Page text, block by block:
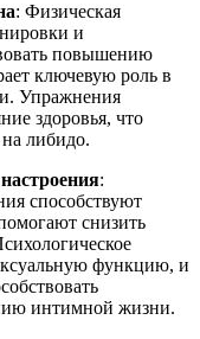
: Физическая
и
повышению
ключевую роль в
Упражнения
здоровья, что
либидо.
:
способствуют
снизить
функцию, и
интимной жизни.